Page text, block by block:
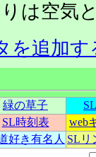
は空気
を追加す
緑の草子
SL時刻表
web
好き有名人 SLリ